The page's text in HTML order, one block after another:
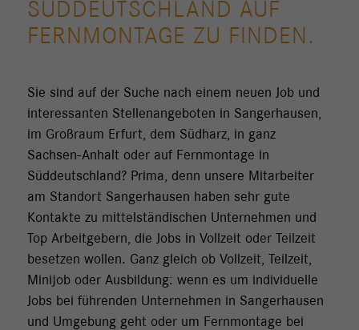
SÜDDEUTSCHLAND AUF
FERNMONTAGE ZU FINDEN.
Sie sind auf der Suche nach einem neuen Job und
interessanten Stellenangeboten in Sangerhausen,
im Großraum Erfurt, dem Südharz, in ganz
Sachsen-Anhalt oder auf Fernmontage in
Süddeutschland? Prima, denn unsere Mitarbeiter
am Standort Sangerhausen haben sehr gute
Kontakte zu mittelständischen Unternehmen und
Top Arbeitgebern, die Jobs in Vollzeit oder Teilzeit
besetzen wollen. Ganz gleich ob Vollzeit, Teilzeit,
Minijob oder Ausbildung: wenn es um individuelle
Jobs bei führenden Unternehmen in Sangerhausen
und Umgebung geht oder um Fernmontage bei